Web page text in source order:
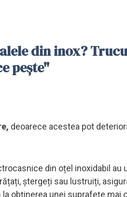
din inox?
pește"
deoarece acestea pot
din oțel inoxidabil au
ștergeți sau lustruiți,
obținerea unei suprafețe mai